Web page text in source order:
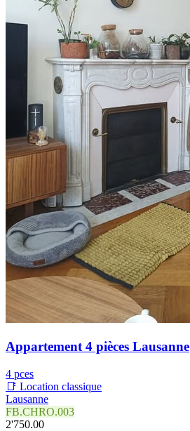
Appartement 4 pièces Lausanne
4 pces
📑 Location classique
Lausanne
FB.CHRO.003
2'750.00